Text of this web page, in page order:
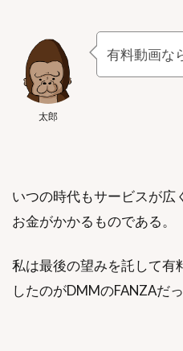
太郎
有料動画な
いつの時代もサービスが広
お金がかかるものである。
私は最後の望みを託して有
したのがDMMのFANZAだっ